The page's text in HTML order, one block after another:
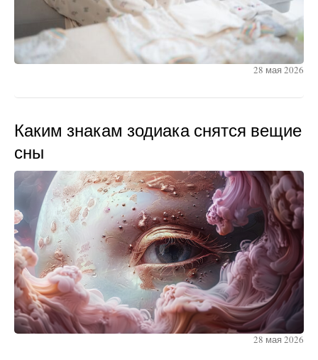
28 мая 2026
Каким знакам зодиака снятся вещие
сны
28 мая 2026